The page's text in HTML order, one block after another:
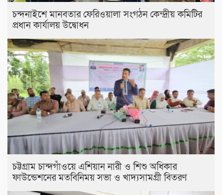
চন্দনাইশে মানবতার ফেরিওয়ালা সংগঠন কেন্দ্রীয় কমিটির
প্রধান কার্যালয় উদ্বোধন
চট্টগ্রাম চান্দগাঁওয়ে এশিয়ান নারী ও শিশু অধিকার
ফাউন্ডেশনের মতবিনিময় সভা ও খাদ্যসামগ্রী বিতরণ